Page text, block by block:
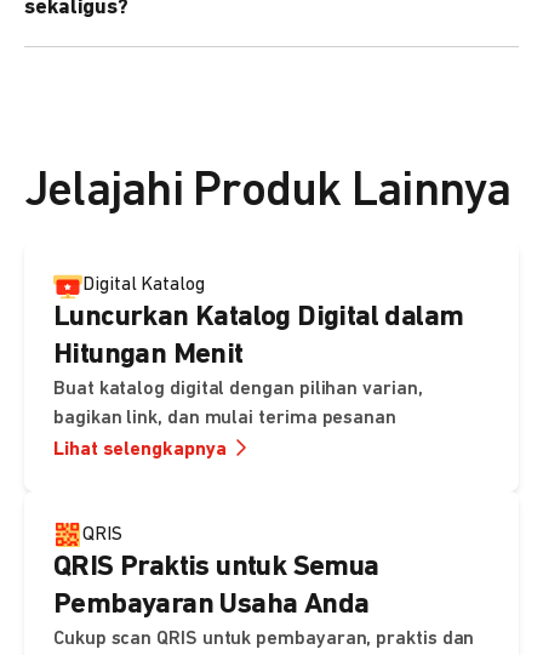
kebutuhan Anda.
sekaligus?
Jelajahi Produk Lainnya
Digital Katalog
Luncurkan Katalog Digital dalam
Hitungan Menit
Buat katalog digital dengan pilihan varian,
bagikan link, dan mulai terima pesanan
Lihat selengkapnya
QRIS
QRIS Praktis untuk Semua
Pembayaran Usaha Anda
Cukup scan QRIS untuk pembayaran, praktis dan